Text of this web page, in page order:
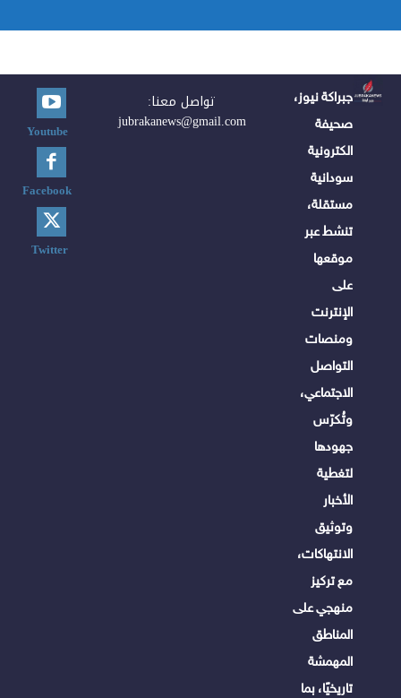
جبراكة نيوز،
صحيفة
الكترونية
سودانية
مستقلة،
تنشط عبر
موقعها
على
الإنترنت
ومنصات
التواصل
الاجتماعي،
وتُكرّس
جهودها
لتغطية
الأخبار
وتوثيق
الانتهاكات،
مع تركيز
منهجي على
المناطق
المهمشة
تاريخيًا، بما
تواصل معنا:
jubrakanews@gmail.com
Youtube
Facebook
Twitter